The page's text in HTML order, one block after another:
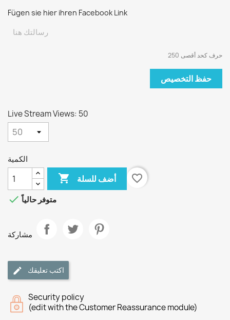
Fügen sie hier ihren Facebook Link
250 حرف كحد أقصى
حفظ التخصيص
Live Stream Views: 50
الكمية
 أضف للسلة
favorite_border
 متوفر حالياً
مشاركة
اكتب تعليقك
Security policy
(edit with the Customer Reassurance module)